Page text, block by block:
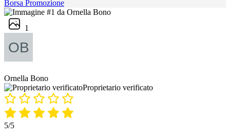
Borsa Promozione
1
Ornella Bono
Proprietario verificato
5/5